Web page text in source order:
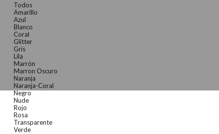
Todos
Amarillo
Azul
Blanco
Coral
Glitter
Gris
Lila
Marrón
Marron Oscuro
Naranja
Naranja-Coral
Negro
Nude
Rojo
Rosa
Transparente
Verde